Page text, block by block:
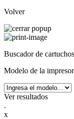
Volver
Buscador de cartuchos
Modelo de la
Ver resultados
.
x